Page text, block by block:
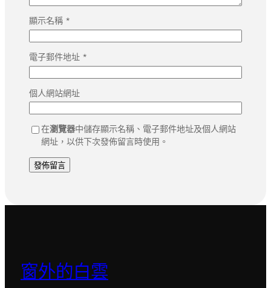
顯示名稱 *
電子郵件地址 *
個人網站網址
在瀏覽器中儲存顯示名稱、電子郵件地址及個人網站
網址，以供下次發佈留言時使用。
窗外的白雲